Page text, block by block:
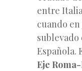
entre
cuando
sublevado
Española.
Eje